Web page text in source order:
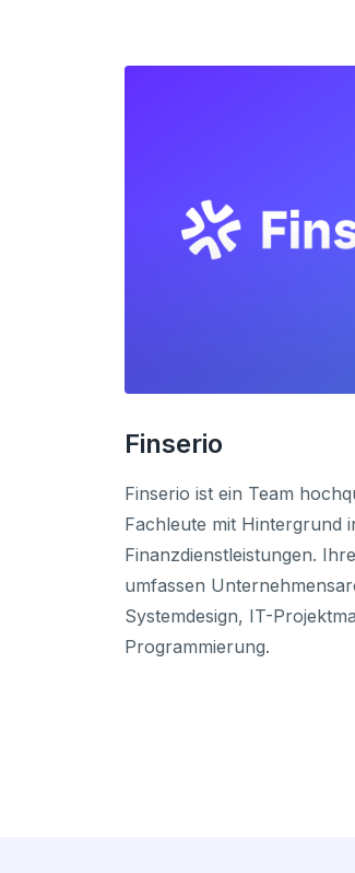
Finserio
Finserio ist ein Team
Fachleute mit Hintergrund
Finanzdienstleistungen.
umfassen
Systemdesign, IT-
Programmierung.